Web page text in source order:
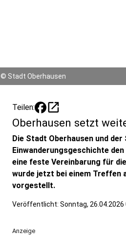
© Stadt Oberhausen
Teilen: open_in_new
Oberhausen setzt
Die Stadt Oberhausen und
Einwanderungsgeschichte
eine feste Vereinbarung für
wurde jetzt bei einem Treffen
vorgestellt.
Veröffentlicht: Sonntag, 26.04.2026
Anzeige